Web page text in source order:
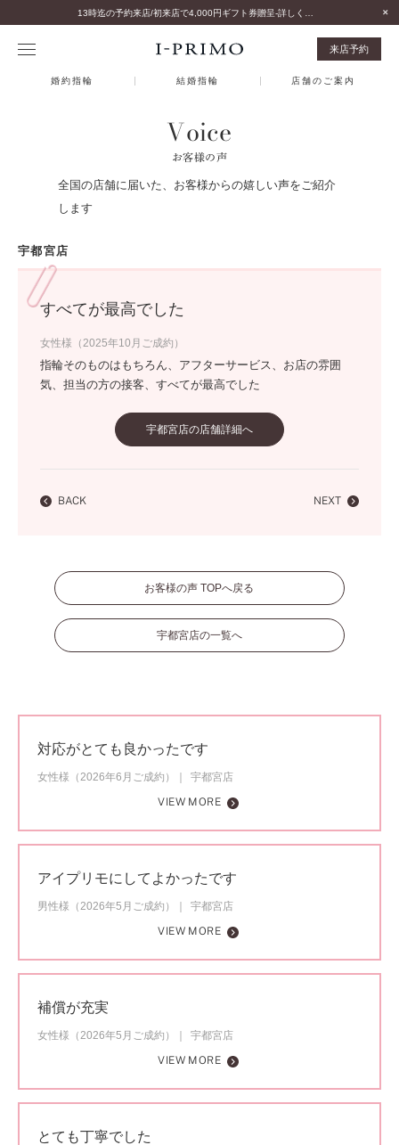
来店予約
婚約指輪 結婚指輪 店舗のご案内
Voice
お客様の声
全国の店舗に届いた、お客様からの嬉しい声をご紹介
します
宇都宮店
すべてが最高でした
女性様（2025年10月ご成約）
指輪そのものはもちろん、アフターサービス、お店の雰囲
気、担当の方の接客、すべてが最高でした
宇都宮店の店舗詳細へ
BACK NEXT
お客様の声 TOPへ戻る
宇都宮店の一覧へ
対応がとても良かったです
女性様（2026年6月ご成約）
宇都宮店
VIEW MORE
アイプリモにしてよかったです
男性様（2026年5月ご成約）
宇都宮店
VIEW MORE
補償が充実
女性様（2026年5月ご成約）
宇都宮店
VIEW MORE
とても丁寧でした